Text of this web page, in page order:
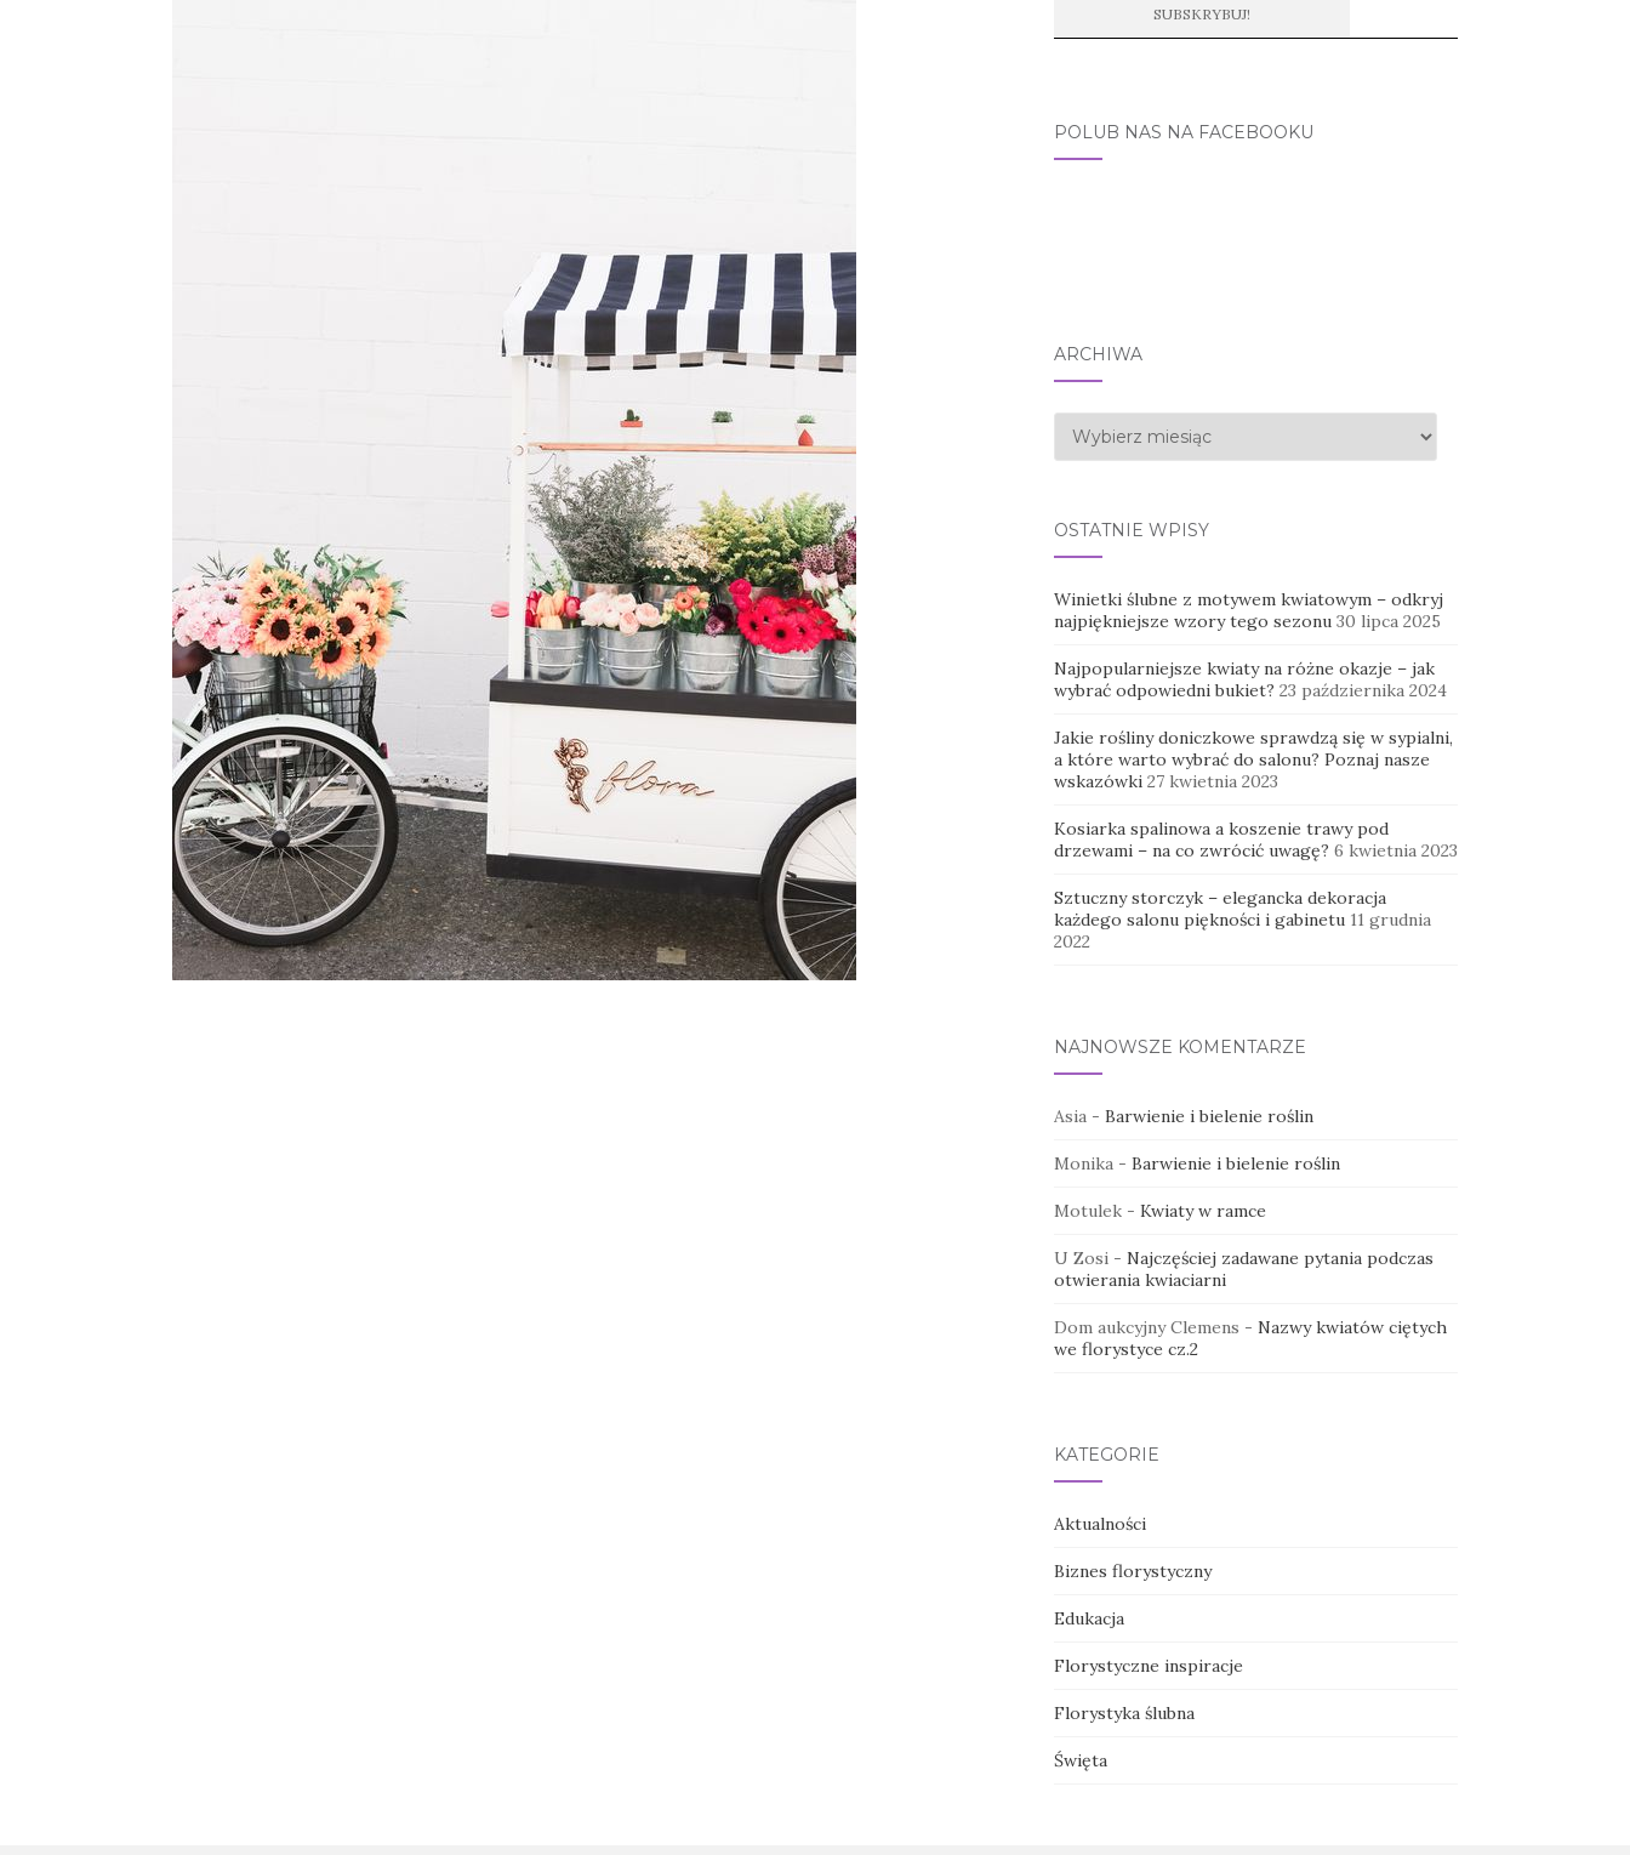
POLUB NAS NA FACEBOOKU
ARCHIWA
Archiwa
OSTATNIE WPISY
Winietki ślubne z motywem kwiatowym – odkryj
najpiękniejsze wzory tego sezonu 30 lipca 2025
Najpopularniejsze kwiaty na różne okazje – jak
wybrać odpowiedni bukiet? 23 października 2024
Jakie rośliny doniczkowe sprawdzą się w sypialni,
a które warto wybrać do salonu? Poznaj nasze
wskazówki 27 kwietnia 2023
Kosiarka spalinowa a koszenie trawy pod
drzewami – na co zwrócić uwagę? 6 kwietnia 2023
Sztuczny storczyk – elegancka dekoracja
każdego salonu piękności i gabinetu 11 grudnia
2022
NAJNOWSZE KOMENTARZE
Asia- Barwienie i bielenie roślin
Monika- Barwienie i bielenie roślin
Motulek- Kwiaty w ramce
U Zosi- Najczęściej zadawane pytania podczas
otwierania kwiaciarni
Dom aukcyjny Clemens - Nazwy kwiatów ciętych
we florystyce cz.2
KATEGORIE
Aktualności
Biznes florystyczny
Edukacja
Florystyczne inspiracje
Florystyka ślubna
Święta